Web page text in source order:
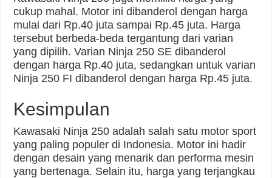
cukup mahal. Motor ini dibanderol dengan harga
mulai dari Rp.40 juta sampai Rp.45 juta. Harga
tersebut berbeda-beda tergantung dari varian
yang dipilih. Varian Ninja 250 SE dibanderol
dengan harga Rp.40 juta, sedangkan untuk varian
Ninja 250 FI dibanderol dengan harga Rp.45 juta.
Kesimpulan
Kawasaki Ninja 250 adalah salah satu motor sport
yang paling populer di Indonesia. Motor ini hadir
dengan desain yang menarik dan performa mesin
yang bertenaga. Selain itu, harga yang terjangkau